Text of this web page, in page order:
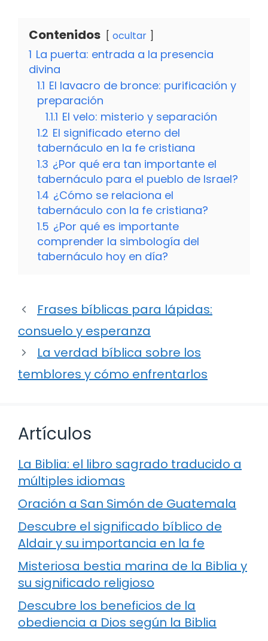
Contenidos ocultar
1 La puerta: entrada a la presencia
divina
1.1 El lavacro de bronce: purificación y
preparación
1.1.1 El velo: misterio y separación
1.2 El significado eterno del
tabernáculo en la fe cristiana
1.3 ¿Por qué era tan importante el
tabernáculo para el pueblo de Israel?
1.4 ¿Cómo se relaciona el
tabernáculo con la fe cristiana?
1.5 ¿Por qué es importante
comprender la simbología del
tabernáculo hoy en día?
Frases bíblicas para lápidas:
consuelo y esperanza
La verdad bíblica sobre los
temblores y cómo enfrentarlos
Artículos
La Biblia: el libro sagrado traducido a
múltiples idiomas
Oración a San Simón de Guatemala
Descubre el significado bíblico de
Aldair y su importancia en la fe
Misteriosa bestia marina de la Biblia y
su significado religioso
Descubre los beneficios de la
obediencia a Dios según la Biblia